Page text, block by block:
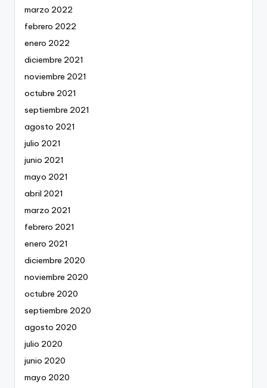
marzo 2022
febrero 2022
enero 2022
diciembre 2021
noviembre 2021
octubre 2021
septiembre 2021
agosto 2021
julio 2021
junio 2021
mayo 2021
abril 2021
marzo 2021
febrero 2021
enero 2021
diciembre 2020
noviembre 2020
octubre 2020
septiembre 2020
agosto 2020
julio 2020
junio 2020
mayo 2020